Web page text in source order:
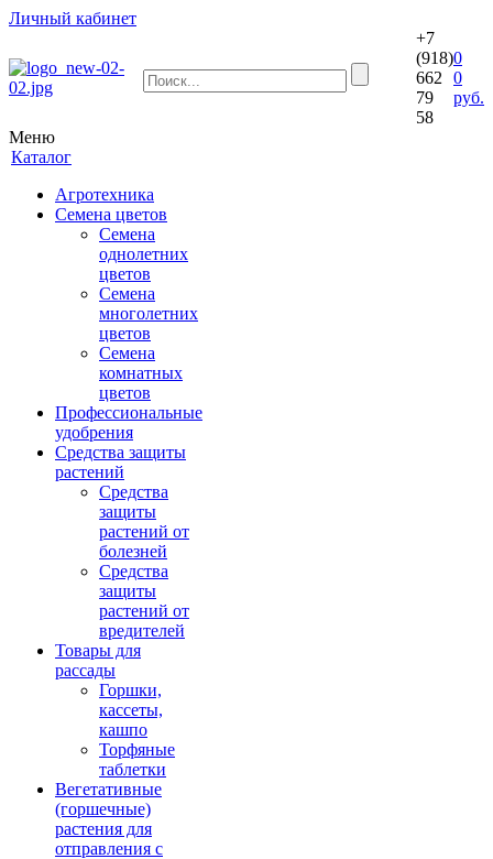
Личный кабинет
+7
(918)
662
79
58
0
0
руб.
Меню
Каталог
Агротехника
Семена цветов
Семена
однолетних
цветов
Семена
многолетних
цветов
Семена
комнатных
цветов
Профессиональные
удобрения
Средства защиты
растений
Средства
защиты
растений от
болезней
Средства
защиты
растений от
вредителей
Товары для
рассады
Горшки,
кассеты,
кашпо
Торфяные
таблетки
Вегетативные
(горшечные)
растения для
отправления с